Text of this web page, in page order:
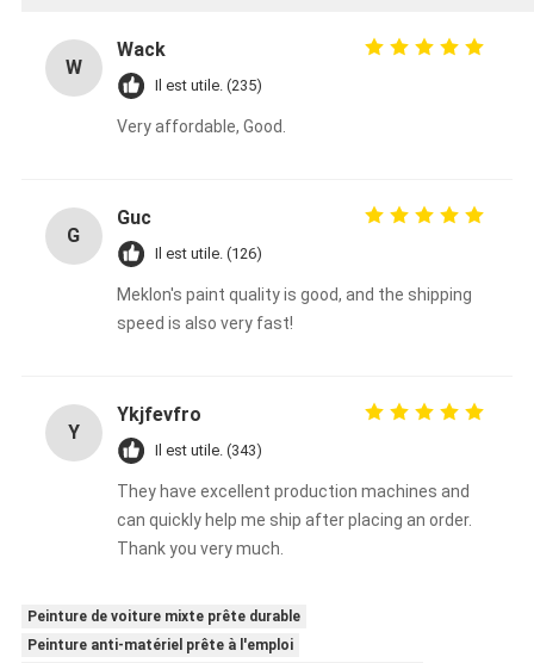
W
Wack
Il est utile. (235)
Very affordable, Good.
G
Guc
Il est utile. (126)
Meklon's paint quality is good, and the shipping
speed is also very fast!
Y
Ykjfevfro
Il est utile. (343)
They have excellent production machines and
can quickly help me ship after placing an order.
Thank you very much.
Peinture de voiture mixte prête durable
Peinture anti-matériel prête à l'emploi